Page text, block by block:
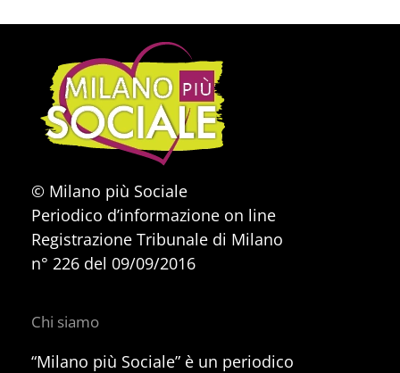
© Milano più Sociale
Periodico d’informazione on line
Registrazione Tribunale di Milano
n° 226 del 09/09/2016
Chi siamo
“Milano più Sociale” è un periodico